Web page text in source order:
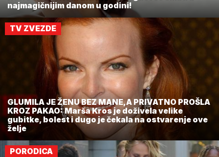
najmagičnijim danom u godini!
TV ZVEZDE
GLUMILA JE ŽENU BEZ MANE,A PRIVATNO PROŠLA
KROZ PAKAO: Marša Kros je doživela velike
gubitke, bolest i dugo je čekala na ostvarenje ove
želje
PORODICA